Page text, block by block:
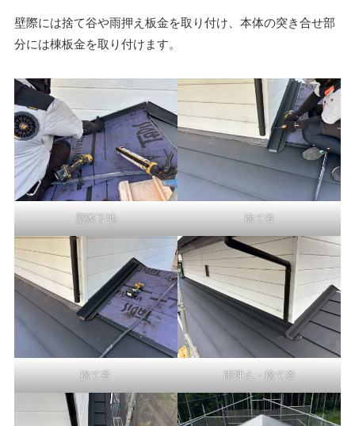
壁際には捨て谷や雨押え板金を取り付け、本体の突き合せ部
分には棟板金を取り付けます。
壁際下地 捨て谷
捨て谷 雨押え・捨て谷